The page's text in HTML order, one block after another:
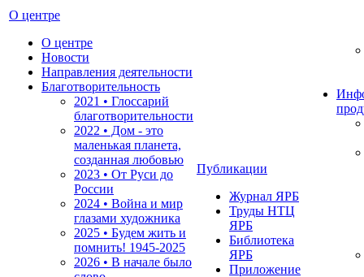
О центре
О центре
Новости
Направления деятельности
Благотворительность
2021 • Глоссарий
благотворительности
2022 • Дом - это
маленькая планета,
созданная любовью
2023 • От Руси до
России
2024 • Война и мир
глазами художника
2025 • Будем жить и
помнить! 1945-2025
2026 • В начале было
Публикации
Журнал ЯРБ
Труды НТЦ
ЯРБ
Библиотека
ЯРБ
Приложение